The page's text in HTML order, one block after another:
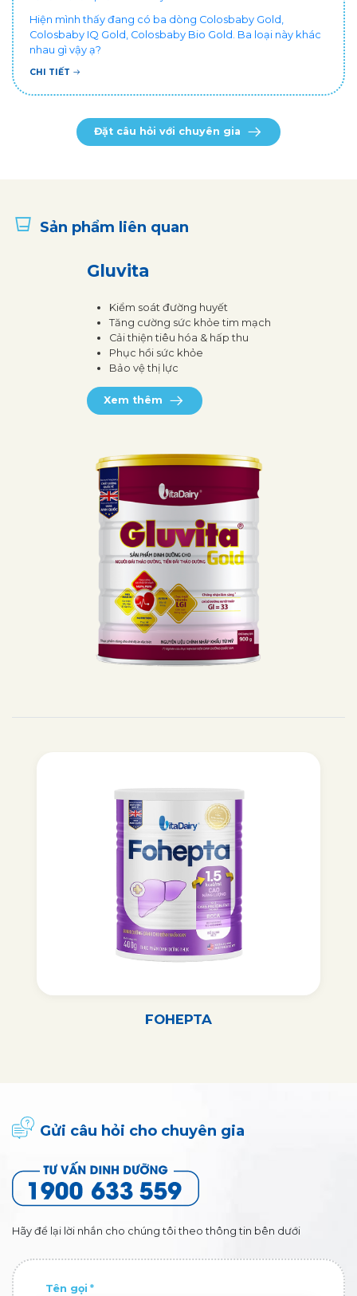
Hiện mình thấy đang có ba dòng Colosbaby Gold,
Colosbaby IQ Gold, Colosbaby Bio Gold. Ba loại này khác
nhau gì vậy ạ?
CHI TIẾT
Đặt câu hỏi với chuyên gia
Sản phẩm liên quan
Gluvita
Kiểm soát đường huyết
Tăng cường sức khỏe tim mạch
Cải thiện tiêu hóa & hấp thu
Phục hồi sức khỏe
Bảo vệ thị lực
Xem thêm
FOHEPTA
Gửi câu hỏi cho chuyên gia
Hãy để lại lời nhắn cho chúng tôi theo thông tin bên dưới
Tên gọi